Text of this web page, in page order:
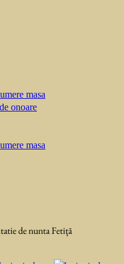
masa
onoare
masa
de nunta Fetiță